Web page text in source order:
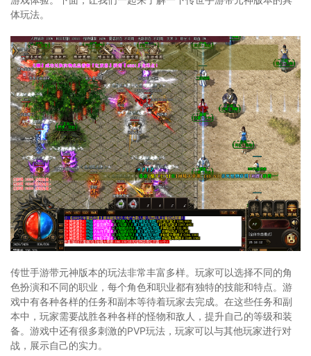
体玩法。
传世手游带元神版本的玩法非常丰富多样。玩家可以选择不同的角
色扮演和不同的职业，每个角色和职业都有独特的技能和特点。游
戏中有各种各样的任务和副本等待着玩家去完成。在这些任务和副
本中，玩家需要战胜各种各样的怪物和敌人，提升自己的等级和装
备。游戏中还有很多刺激的PVP玩法，玩家可以与其他玩家进行对
战，展示自己的实力。